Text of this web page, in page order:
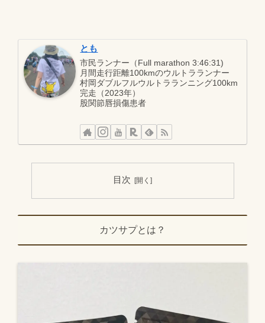
とも
市民ランナー（Full marathon 3:46:31)
月間走行距離100kmのウルトラランナー
村岡ダブルフルウルトラランニング100km
完走（2023年）
股関節唇損傷患者
目次
カツサプとは？